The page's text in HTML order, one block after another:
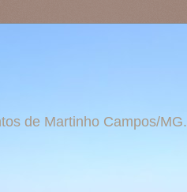
de Martinho Campos/MG.